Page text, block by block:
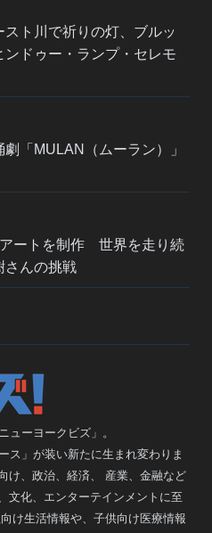
スト川で祈りの灯、ブルッ
ンドゥー・ランプ・セレモ
「MULAN（ムーラン）」
ートを制作 世界を走り続
さんの挑戦
ューヨークビズ」。
ス」が装い新たに生まれ変わりま
け、政治、経済、 産業、金融など
文化、エンターテインメントに至
け生活情報や、子供向け医療情報